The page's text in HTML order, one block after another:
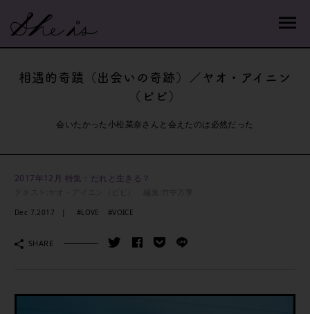
相遇的奇蹟（出会いの奇跡）／ヤオ・アイニン
（ピピ）
会いたかった小松菜奈さんと会えたのは必然だった
2017年12月 特集：だれと生きる？
Dec 7.2017 #LOVE #VOICE
SHARE